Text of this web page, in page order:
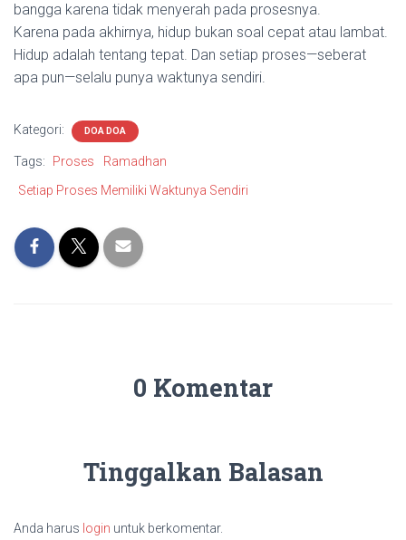
bangga karena tidak menyerah pada prosesnya.
Karena pada akhirnya, hidup bukan soal cepat atau lambat.
Hidup adalah tentang tepat. Dan setiap proses—seberat
apa pun—selalu punya waktunya sendiri.
Kategori: DOA DOA
Tags: Proses
Ramadhan
Setiap Proses Memiliki Waktunya Sendiri
0 Komentar
Tinggalkan Balasan
Anda harus login untuk berkomentar.